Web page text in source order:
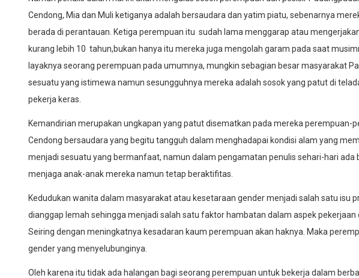
Cendong, Mia dan Muli ketiganya adalah bersaudara dan yatim piatu, sebenarnya
berada di perantauan. Ketiga perempuan itu sudah lama menggarap atau
kurang lebih 10 tahun,bukan hanya itu mereka juga mengolah garam pada saat
layaknya seorang perempuan pada umumnya, mungkin sebagian besar masyarakat
sesuatu yang istimewa namun sesungguhnya mereka adalah sosok yang patut di
pekerja keras.
Kemandirian merupakan ungkapan yang patut disematkan pada mereka perempuan-
Cendong bersaudara yang begitu tangguh dalam menghadapai kondisi alam yang
menjadi sesuatu yang bermanfaat, namun dalam pengamatan penulis sehari-hari ada
menjaga anak-anak mereka namun tetap beraktifitas.
Kedudukan wanita dalam masyarakat atau kesetaraan gender menjadi salah satu isu
dianggap lemah sehingga menjadi salah satu faktor hambatan dalam aspek pekerjaan
Seiring dengan meningkatnya kesadaran kaum perempuan akan haknya. Maka
gender yang menyelubunginya.
Oleh karena itu tidak ada halangan bagi seorang perempuan untuk bekerja dalam